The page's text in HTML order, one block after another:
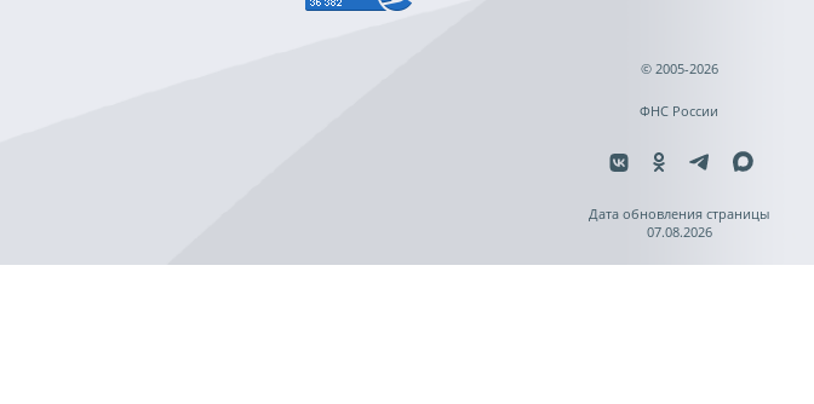
© 2005-2026
ФНС России
Дата обновления страницы
07.08.2026